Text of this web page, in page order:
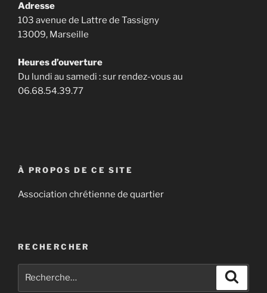
Adresse
103 avenue de Lattre de Tassigny
13009, Marseille
Heures d’ouverture
Du lundi au samedi : sur rendez-vous au
06.68.54.39.77
À PROPOS DE CE SITE
Association chrétienne de quartier
RECHERCHER